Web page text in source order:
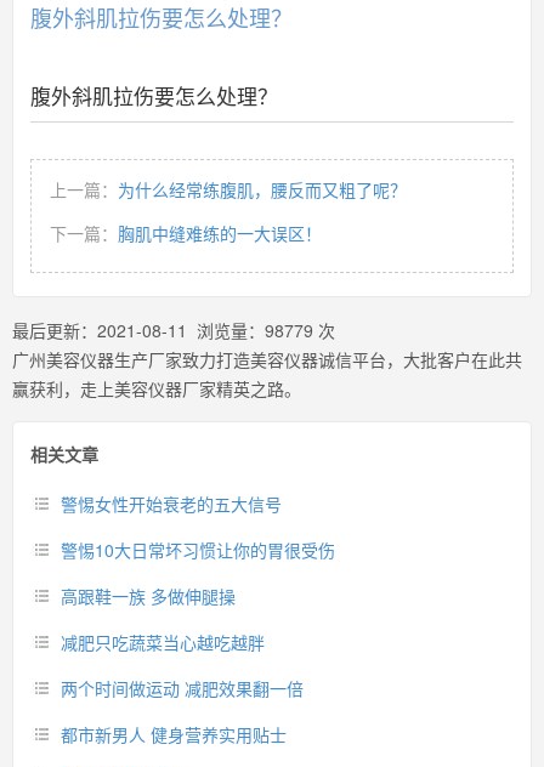
腹外斜肌拉伤要怎么处理？
腹外斜肌拉伤要怎么处理？
上一篇： 为什么经常练腹肌，腰反而又粗了呢？
下一篇： 胸肌中缝难练的一大误区！
最后更新： 2021-08-11 浏览量： 98779 次
广州美容仪器生产厂家致力打造美容仪器诚信平台，大批客户在此共
赢获利，走上美容仪器厂家精英之路。
相关文章
警惕女性开始衰老的五大信号
警惕10大日常坏习惯让你的胃很受伤
高跟鞋一族 多做伸腿操
减肥只吃蔬菜当心越吃越胖
两个时间做运动 减肥效果翻一倍
都市新男人 健身营养实用贴士